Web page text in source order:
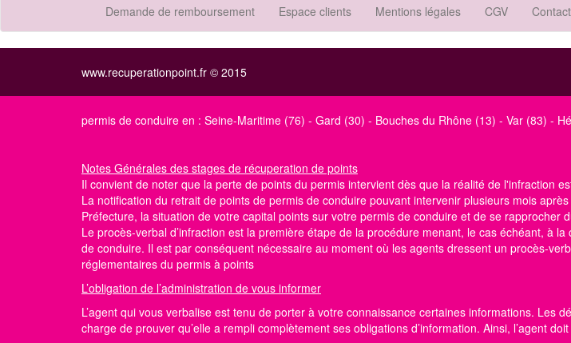
Demande de remboursement Espace clients Mentions légales CGV Contact
www.recuperationpoint.fr © 2015
permis de conduire en : Seine-Maritime (76) - Gard (30) - Bouches du Rhône (13) - Var (83) -
Notes Générales des stages de récuperation de points
Il convient de noter que la perte de points du permis intervient dès que la réalité de l'infraction
La notification du retrait de points de permis de conduire pouvant intervenir plusieurs mois
Préfecture, la situation de votre capital points sur votre permis de conduire et de se rapprocher
Le procès-verbal d’infraction est la première étape de la procédure menant, le cas échéant, à
de conduire. Il est par conséquent nécessaire au moment où les agents dressent un procès-
réglementaires du permis à points
L’obligation de l’administration de vous informer
L’agent qui vous verbalise est tenu de porter à votre connaissance certaines informations. Les
charge de prouver qu’elle a rempli complètement ses obligations d’information. Ainsi, l’agent